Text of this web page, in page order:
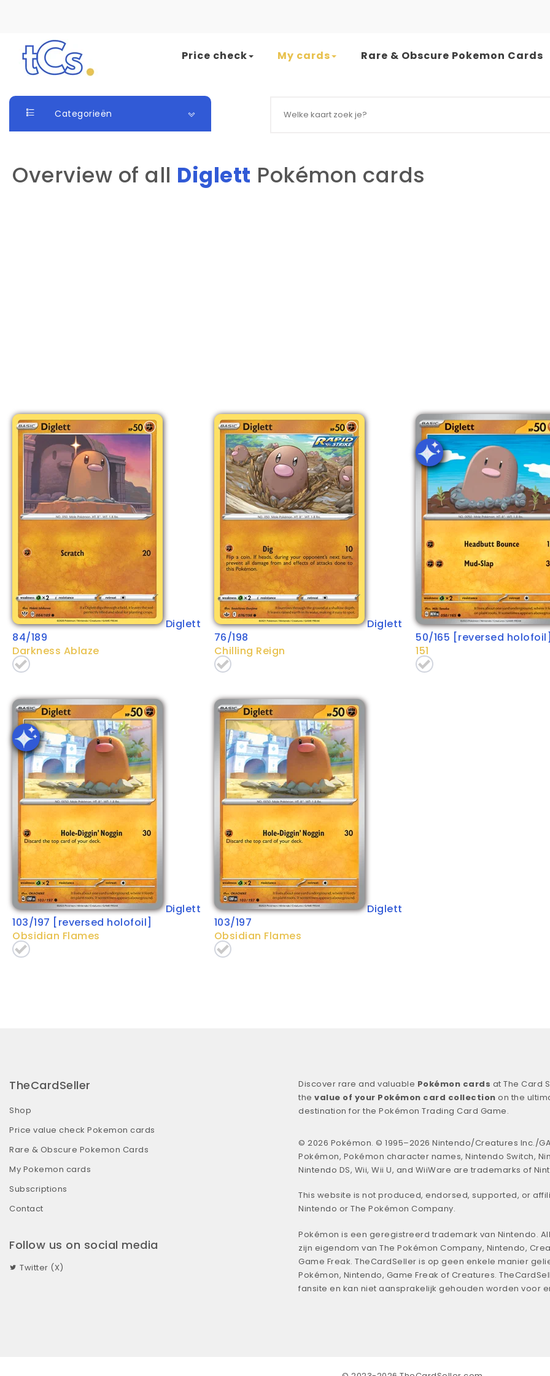
Skip to content
Price check My cards Rare & Obscure Pokemon Cards
Categorieën
Overview of all Diglett Pokémon cards
Diglett
84/189
Darkness Ablaze
Diglett
76/198
Chilling Reign
50/165 [reversed holofoil]
151
Diglett
103/197 [reversed holofoil]
Obsidian Flames
Diglett
103/197
Obsidian Flames
TheCardSeller
Shop
Price value check Pokemon cards
Rare & Obscure Pokemon Cards
My Pokemon cards
Subscriptions
Contact
Follow us on social media
Twitter (X)
Discover rare and valuable Pokémon cards at The Card
the value of your Pokémon card collection on the
destination for the Pokémon Trading Card Game.
© 2026 Pokémon. © 1995–2026 Nintendo/Creatures Inc./
Pokémon, Pokémon character names, Nintendo Switch,
Nintendo DS, Wii, Wii U, and WiiWare are trademarks of
This website is not produced, endorsed, supported, or
Nintendo or The Pokémon Company.
Pokémon is een geregistreerd trademark van Nintendo.
zijn eigendom van The Pokémon Company, Nintendo,
Game Freak. TheCardSeller is op geen enkele manier
Pokémon, Nintendo, Game Freak of Creatures.
fansite en kan niet aansprakelijk gehouden worden voor